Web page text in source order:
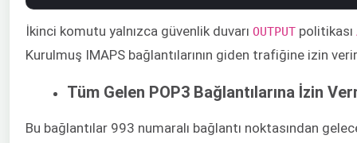
İkinci komutu yalnızca güvenlik duvarı ​ OUTPUT ​ politikası
Kurulmuş IMAPS bağlantılarının giden trafiğine izin
Tüm Gelen POP3 Bağlantılarına İzin
Bu bağlantılar 993 numaralı bağlantı noktasından